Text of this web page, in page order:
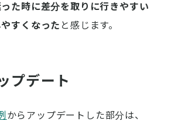
った時に差分を取りに行きやすい
すくなった と感じます。
プデート
からアップデートした部分は、